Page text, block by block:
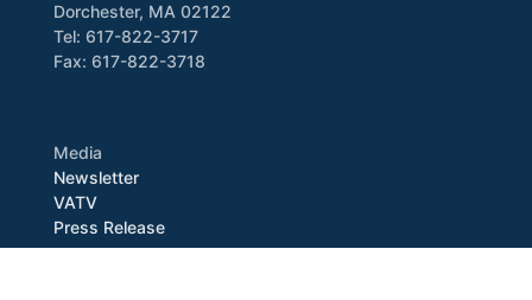
Dorchester, MA 02122
Tel: 617-822-3717
Fax: 617-822-3718
Media
Newsletter
VATV
Press Release